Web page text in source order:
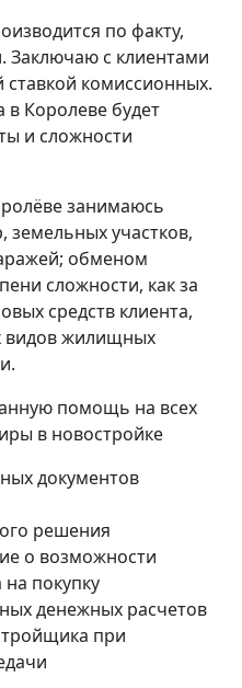
по факту,
Заключаю с клиентами
комиссионных.
в Королеве будет
и сложности
занимаюсь
земельных участков,
обменом
сложности, как за
средств клиента,
видов жилищных
помощь на всех
в новостройке
документов
решения
о возможности
покупку
денежных расчетов
при